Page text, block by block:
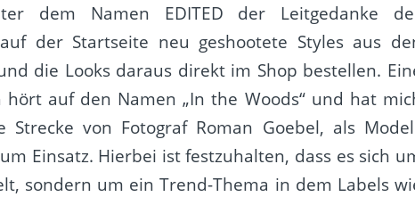
dem Namen EDITED der Leitgedanke
der Startseite neu geshootete Styles aus
die Looks daraus direkt im Shop bestellen.
auf den Namen „In the Woods“ und hat
von Fotograf Roman Goebel, als
Einsatz. Hierbei ist festzuhalten, dass es sich
sondern um ein Trend-Thema in dem Labels